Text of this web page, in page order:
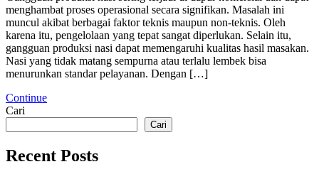
menghambat proses operasional secara signifikan. Masalah ini
muncul akibat berbagai faktor teknis maupun non-teknis. Oleh
karena itu, pengelolaan yang tepat sangat diperlukan. Selain itu,
gangguan produksi nasi dapat memengaruhi kualitas hasil masakan.
Nasi yang tidak matang sempurna atau terlalu lembek bisa
menurunkan standar pelayanan. Dengan […]
Continue
Cari
Cari
Recent Posts